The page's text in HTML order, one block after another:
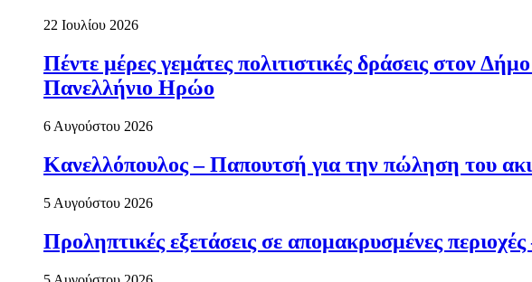
22 Ιουλίου 2026
Πέντε μέρες γεμάτες πολιτιστικές δράσεις στον
Πανελλήνιο Ηρώο
6 Αυγούστου 2026
Κανελλόπουλος – Παπουτσή για την πώληση του
5 Αυγούστου 2026
Προληπτικές εξετάσεις σε απομακρυσμένες